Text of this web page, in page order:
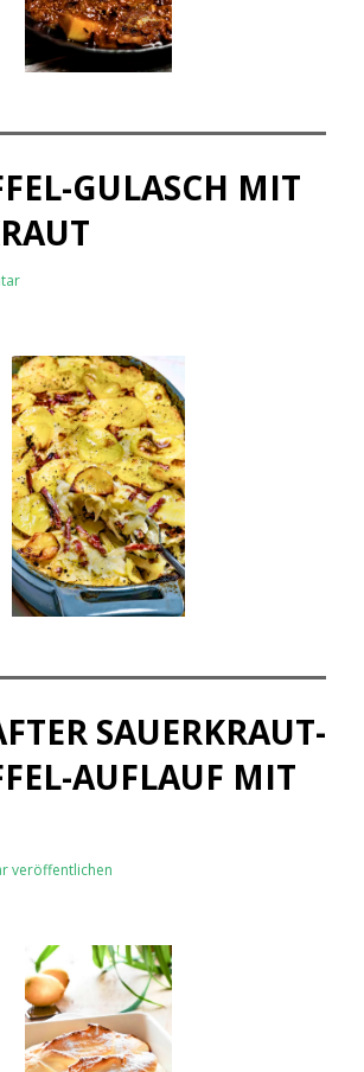
GULASCH MIT
SAUERKRAUT-
AUFLAUF MIT
veröffentlichen